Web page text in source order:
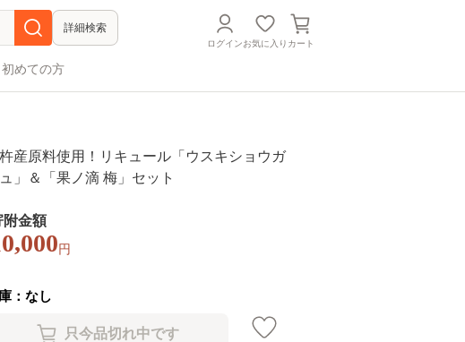
詳細検索
ログインお気に入り カート
初めての方
産原料使用！リキュール「ウスキショウガ
」＆「果ノ滴 梅」セット
附金額
円
：なし